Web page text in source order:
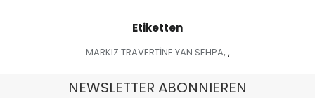
Etiketten
MARKIZ TRAVERTİNE YAN SEHPA, ,
NEWSLETTER ABONNIEREN